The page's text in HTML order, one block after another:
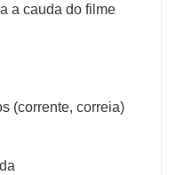
a cauda do filme
(corrente, correia)